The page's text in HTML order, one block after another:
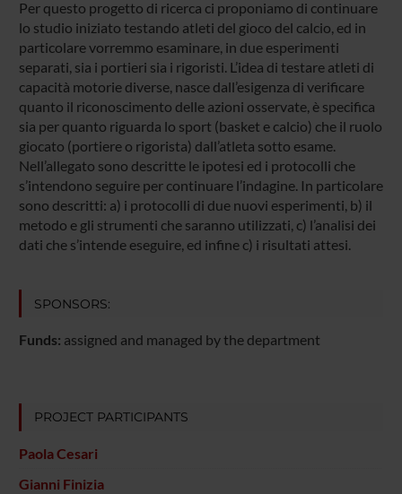
Per questo progetto di ricerca ci proponiamo di continuare
lo studio iniziato testando atleti del gioco del calcio, ed in
particolare vorremmo esaminare, in due esperimenti
separati, sia i portieri sia i rigoristi. L’idea di testare atleti di
capacità motorie diverse, nasce dall’esigenza di verificare
quanto il riconoscimento delle azioni osservate, è specifica
sia per quanto riguarda lo sport (basket e calcio) che il ruolo
giocato (portiere o rigorista) dall’atleta sotto esame.
Nell’allegato sono descritte le ipotesi ed i protocolli che
s’intendono seguire per continuare l’indagine. In particolare
sono descritti: a) i protocolli di due nuovi esperimenti, b) il
metodo e gli strumenti che saranno utilizzati, c) l’analisi dei
dati che s’intende eseguire, ed infine c) i risultati attesi.
SPONSORS:
Funds: assigned and managed by the department
PROJECT PARTICIPANTS
Paola Cesari
Gianni Finizia